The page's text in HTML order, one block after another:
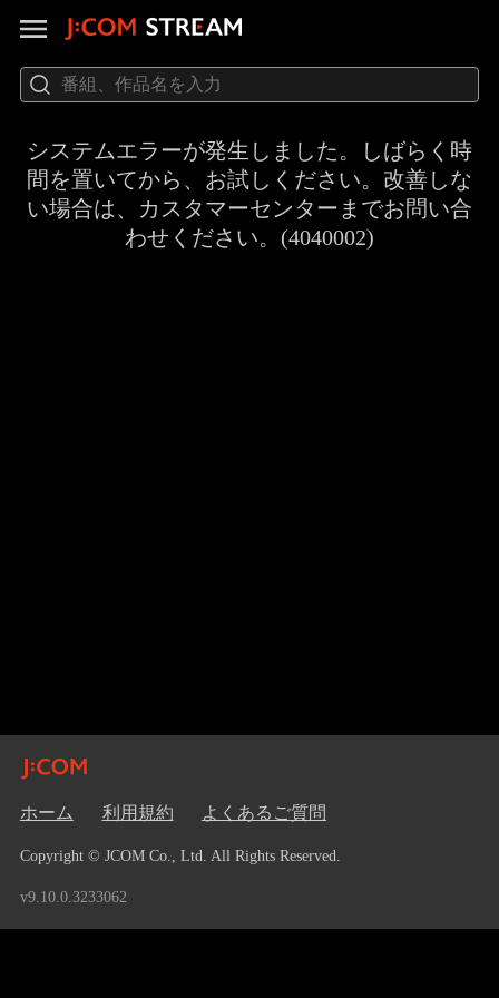
システムエラーが発生しました。しばらく時
間を置いてから、お試しください。改善しな
い場合は、カスタマーセンターまでお問い合
わせください。(4040002)
ホーム 利用規約 よくあるご質問
Copyright © JCOM Co., Ltd. All Rights Reserved.
v9.10.0.3233062